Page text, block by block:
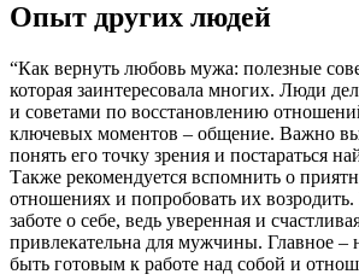
Опыт других людей
“Как вернуть любовь мужа: полезные
которая заинтересовала многих. Люди
и советами по восстановлению
ключевых моментов – общение. Важно
понять его точку зрения и постараться
Также рекомендуется вспомнить о
отношениях и попробовать их возродить.
заботе о себе, ведь уверенная и
привлекательна для мужчины. Главное –
быть готовым к работе над собой и